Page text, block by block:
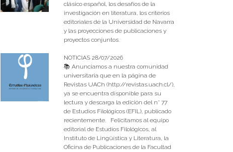
clásico español, los desafíos de la
investigación en literatura, los criterios
editoriales de la Universidad de Navarra
y las proyecciones de publicaciones y
proyectos conjuntos.
NOTICIAS 28/07/2026
📚 Anunciamos a nuestra comunidad
universitaria que en la página de
Revistas UACh (http://revistas.uach.cl/),
ya se encuentra disponible para su
lectura y descarga la edición del n° 77
de Estudios Filológicos (EFIL), publicado
recientemente. Felicitamos al equipo
editorial de Estudios Filológicos, al
Instituto de Lingüística y Literatura, la
Oficina de Publicaciones de la Facultad